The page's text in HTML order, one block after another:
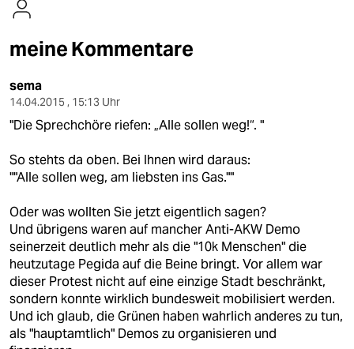
kultur
sport
berlin
nord
wahrheit
verlag
verlag
veranstaltungen
shop
meine Kommentare
sema
14.04.2015 , 15:13 Uhr
"Die Sprechchöre riefen: „Alle sollen weg!“. "
So stehts da oben. Bei Ihnen wird daraus:
""Alle sollen weg, am liebsten ins Gas.""
Oder was wollten Sie jetzt eigentlich sagen?
Und übrigens waren auf mancher Anti-AKW Demo
seinerzeit deutlich mehr als die "10k Menschen" die
heutzutage Pegida auf die Beine bringt. Vor allem war
dieser Protest nicht auf eine einzige Stadt beschränkt,
sondern konnte wirklich bundesweit mobilisiert werden.
Und ich glaub, die Grünen haben wahrlich anderes zu tun,
als "hauptamtlich" Demos zu organisieren und